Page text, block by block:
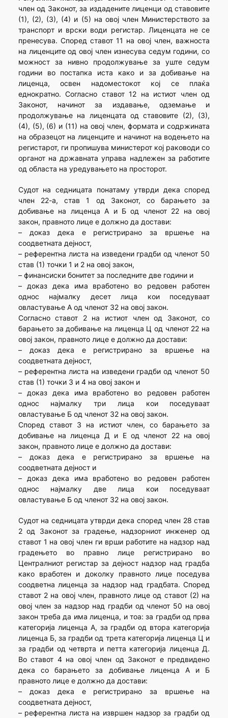
член од Законот, за издадените лиценци од ставовите
(1), (2), (3), (4) и (5) на овој член Министерството за
транспорт и врски води регистар. Лиценцата не се
пренесува. Според ставот 11 на овој член, важноста
на лиценците од овој член изнесува седум години, со
можност за нивно продолжување за уште седум
години во постапка иста како и за добивање на
лиценца, освен надоместокот кој се плаќа
еднократно. Согласно ставот 12 на истиот член од
Законот, начинот за издавање, одземање и
продолжување на лиценцата од ставовите (2), (3),
(4), (5), (6) и (11) на овој член, формата и содржината
на образецот на лиценците и начинот на водењето на
регистарот, ги пропишува министерот кој раководи со
органот на државната управа надлежен за работите
од областа на уредувањето на просторот.
Судот на седницата понатаму утврди дека според
член 22-а, став 1 од Законот, со барањето за
добивање на лиценца А и Б од членот 22 на овој
закон, правното лице е должно да достави:
– доказ дека е регистрирано за вршење на
соодветната дејност,
– референтна листа на изведени градби од членот 50
став (1) точки 1 и 2 на овој закон,
– финансиски бонитет за последните две години и
– доказ дека има вработено во редовен работен
однос најмалку десет лица кои поседуваат
овластување А од членот 32 на овој закон.
Согласно ставот 2 на истиот член од Законот, со
барањето за добивање на лиценца Ц од членот 22 на
овој закон, правното лице е должно да достави:
– доказ дека е регистрирано за вршење на
соодветната дејност,
– референтна листа на изведени градби од членот 50
став (1) точки 3 и 4 на овој закон и
– доказ дека има вработено во редовен работен
однос најмалку три лица кои поседуваат
овластување Б од членот 32 на овој закон.
Според ставот 3 на истиот член, со барањето за
добивање на лиценца Д и Е од членот 22 на овој
закон, правното лице е должно да достави:
– доказ дека е регистрирано за вршење на
соодветната дејност и
– доказ дека има вработено во редовен работен
однос најмалку две лица кои поседуваат
овластување Б од членот 32 на овој закон.
Судот на седницата утврди дека според член 28 став
2 од Законот за градење, надзорниот инженер од
ставот 1 на овој член ги врши работите на надзор над
градењето во правно лице регистрирано во
Централниот регистар за дејност надзор над градба
како вработен и доколку правното лице поседува
соодветна лиценца за надзор над градбата. Според
ставот 2 на овој член, правното лице од ставот (2) на
овој член за надзор над градби од членот 50 на овој
закон треба да има лиценца, и тоа: за градби од прва
категорија лиценца А, за градби од втора категорија
лиценца Б, за градби од трета категорија лиценца Ц и
за градби од четврта и петта категорија лиценца Д.
Во ставот 4 на овој член од Законот е предвидено
дека со барањето за добивање лиценца А и Б
правното лице е должно да достави:
– доказ дека е регистрирано за вршење на
соодветната дејност,
– референтна листа на извршен надзор за градби од